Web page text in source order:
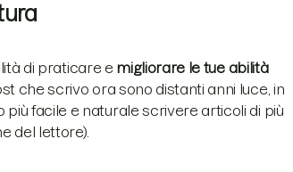
di praticare e migliorare le tue abilità
che scrivo ora sono distanti anni luce, in
facile e naturale scrivere articoli di più
del lettore).